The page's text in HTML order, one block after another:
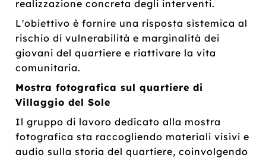
realizzazione concreta degli interventi.
L'obiettivo è fornire una risposta sistemica al
rischio di vulnerabilità e marginalità dei
giovani del quartiere e riattivare la vita
comunitaria.
Mostra fotografica sul quartiere di
Villaggio del Sole
Il gruppo di lavoro dedicato alla mostra
fotografica sta raccogliendo materiali visivi e
audio sulla storia del quartiere, coinvolgendo